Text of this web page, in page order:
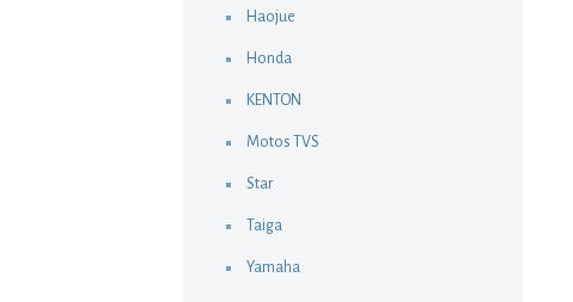
Haojue
Honda
KENTON
Motos TVS
Star
Taiga
Yamaha